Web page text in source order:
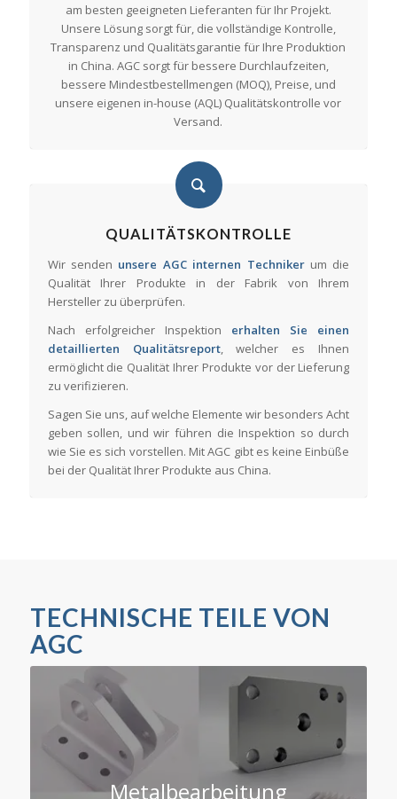
am besten geeigneten Lieferanten für Ihr Projekt.
Unsere Lösung sorgt für, die vollständige Kontrolle,
Transparenz und Qualitätsgarantie für Ihre Produktion
in China. AGC sorgt für bessere Durchlaufzeiten,
bessere Mindestbestellmengen (MOQ), Preise, und
unsere eigenen in-house (AQL) Qualitätskontrolle vor
Versand.
QUALITÄTSKONTROLLE
Wir senden unsere AGC internen Technikerum die
Qualität Ihrer Produkte in der Fabrik von Ihrem
Hersteller zu überprüfen.
Nach erfolgreicher Inspektion erhalten Sie einen
detaillierten Qualitätsreport, welcher es Ihnen
ermöglicht die Qualität Ihrer Produkte vor der Lieferung
zu verifizieren.
Sagen Sie uns, auf welche Elemente wir besonders Acht
geben sollen, und wir führen die Inspektion so durch
wie Sie es sich vorstellen. Mit AGC gibt es keine Einbüße
bei der Qualität Ihrer Produkte aus China.
TECHNISCHE TEILE VON
AGC
Metalbearbeitung